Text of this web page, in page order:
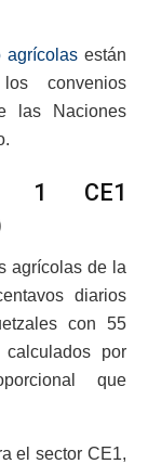
agrícolas están
convenios
las Naciones
1 CE1
agrícolas de la
diarios
con 55
calculados por
que
el sector CE1,